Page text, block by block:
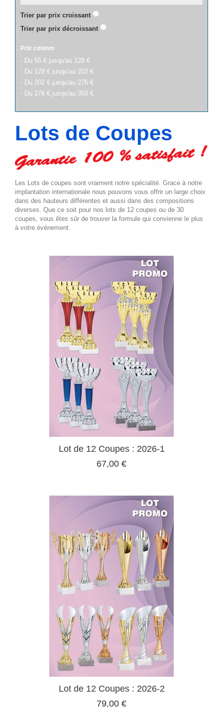
Trier par prix croissant
Trier par prix décroissant
Prix cm/mm
- Du 55 € jusqu'au 128 €
- Du 128 € jusqu'au 202 €
- Du 202 € jusqu'au 276 €
- Du 276 € jusqu'au 350 €
Lots de Coupes
Les Lots de coupes sont vraiment notre spécialité. Grace à notre
implantation internationale nous pouvons vous offrir un large choix
dans des hauteurs différentes et aussi dans des compositions
diverses. Que ce soit pour nos lots de 12 coupes ou de 30
coupes, vous êtes sûr de trouver la formule qui convienne le plus
à votre événement.
Lot de 12 Coupes : 2026-1
67,00 €
Lot de 12 Coupes : 2026-2
79,00 €